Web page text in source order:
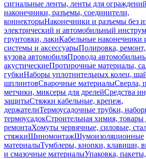
сигнальные ленты, ленты для ограждений
наконечники, разъемы, соединители,
коннекторыНаконечники и разъемы без
электрический и автомобильный
грунтовки, лакиКабельные наконечники
системы и аксессуарыПолировка,
кузова автомобиляПровода
акустическиеПротирочные материалы,
губкиНаборы уплотнительных колец,
шплинтовСварочные материалыСверла,
метчики, миксеры для дрелейСредства
защитыСтяжки кабельные, крепеж,
держателиТермоусадочные трубки,
термоусадокСтроительная химия, товары
ремонтаХомуты червячные, силовые,
стяжкиШиномонтажШумоизоляционные
материалыТумблеры, кнопки, клавиши,
и смазочные материалыУпаковка,